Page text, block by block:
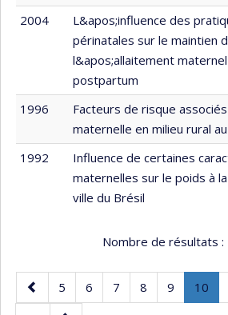
2004
L&apos;influence des
périnatales sur le maintien
l&apos;allaitement
postpartum
1996
Facteurs de risque
maternelle en milieu rural
1992
Influence de certaines
maternelles sur le poids à
ville du Brésil
Nombre de résultats :
Page
précédente
Page
5 Page
6 Page
7 Page
8 Page
9 Page
10